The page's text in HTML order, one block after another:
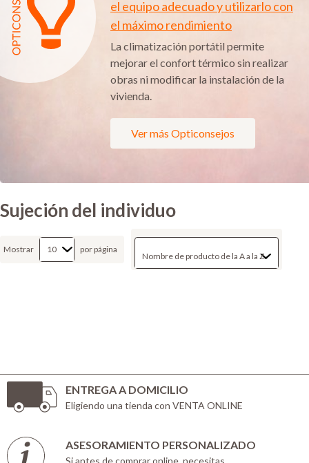
el equipo adecuado y utilizarlo con
el máximo rendimiento
La climatización portátil permite
mejorar el confort térmico sin realizar
obras ni modificar la instalación de la
vivienda.
Ver más Opticonsejos
Sujeción del individuo
Mostrar por página
ENTREGA A DOMICILIO
Eligiendo una tienda con VENTA ONLINE
ASESORAMIENTO PERSONALIZADO
Si antes de comprar online, necesitas